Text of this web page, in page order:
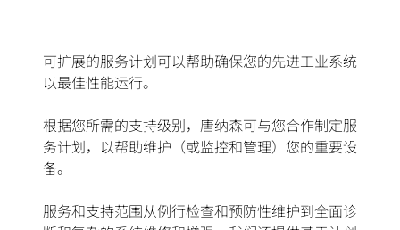
可扩展的服务计划可以帮助确保您的先进工业系统
以最佳性能运行。
根据您所需的支持级别，唐纳森可与您合作制定服
务计划，以帮助维护（或监控和管理）您的重要设
备。
服务和支持范围从例行检查和预防性维护到全面诊